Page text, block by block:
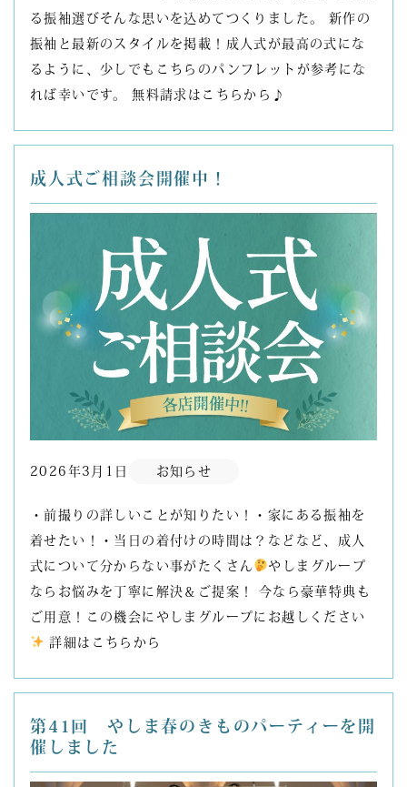
る振袖選びそんな思いを込めてつくりました。 新作の
振袖と最新のスタイルを掲載！成人式が最高の式にな
るように、少しでもこちらのパンフレットが参考にな
れば幸いです。 無料請求はこちらから♪
成人式ご相談会開催中！
2026年3月1日 お知らせ
・前撮りの詳しいことが知りたい！・家にある振袖を
着せたい！・当日の着付けの時間は？などなど、成人
式について分からない事がたくさん
やしまグループ
ならお悩みを丁寧に解決＆ご提案！ 今なら豪華特典も
ご用意！この機会にやしまグループにお越しください
詳細はこちらから
第41回 やしま春のきものパーティーを開
催しました